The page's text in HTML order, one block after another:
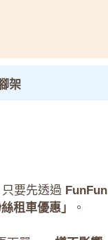
架
要先透過 FunFun
租車優惠」 。